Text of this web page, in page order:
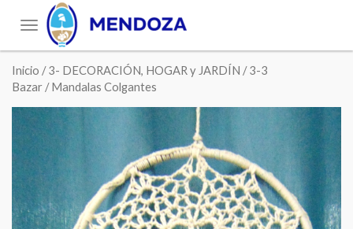
Toggle
navigation
Inicio /3- DECORACIÓN, HOGAR y JARDÍN /3-3
Bazar / Mandalas Colgantes